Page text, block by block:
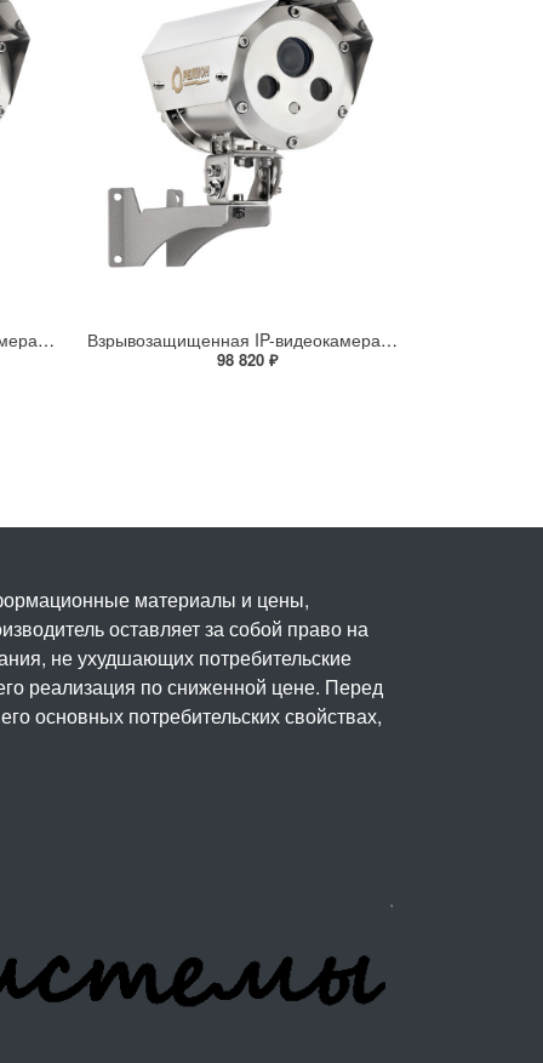
Взрывозащищенная IP-видеокамера Релион Релион-Exd-Н-100-ИК-IP5Мп2.7-13.5Z-PoE-SD-МК-TR Взрывозащищенная IP-видеокамера Релион Релион-Exd-Н-100-ИК-IP5Мп2.8mm-PoE-МК-TR
98 820 ₽
материалы и цены,
оставляет за собой право на
не ухудшающих потребительские
реализация по сниженной цене. Перед
основных потребительских свойствах,